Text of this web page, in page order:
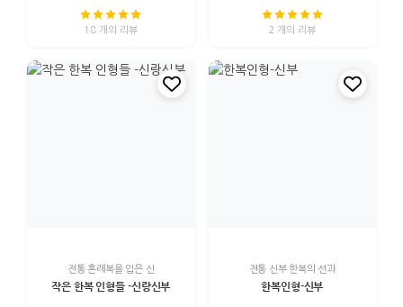
18 개의 리뷰 2 개의 리뷰
전통 혼례복을 입은 신
작은 한복 인형들 -신랑신부
전통 신부 한복의 선과
한복인형-신부